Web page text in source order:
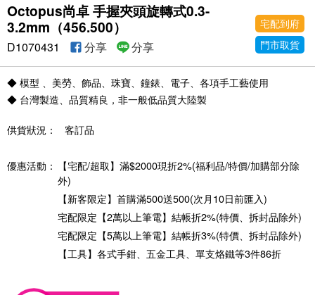
Octopus尚卓 手握夾頭旋轉式0.3-
3.2mm（456.500）
宅配到府
門市取貨
D1070431 分享 分享
◆ 模型 、美勞、飾品、珠寶、鐘錶、電子、各項手工藝使用
◆ 台灣製造、品質精良，非一般低品質大陸製
供貨狀況： 客訂品
優惠活動：
【宅配/超取】滿$2000現折2%(福利品/特價/加購部分除
外)
【新客限定】首購滿500送500(次月10日前匯入)
宅配限定【2萬以上筆電】結帳折2%(特價、拆封品除外)
宅配限定【5萬以上筆電】結帳折3%(特價、拆封品除外)
【工具】各式手鉗、五金工具、單支烙鐵等3件86折